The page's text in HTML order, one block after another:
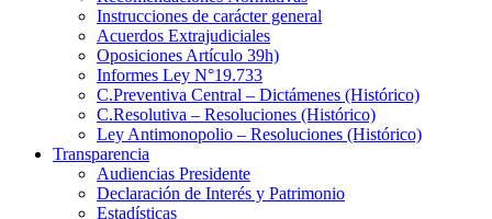
Instrucciones de carácter general
Acuerdos Extrajudiciales
Oposiciones Artículo 39h)
Informes Ley N°19.733
C.Preventiva Central – Dictámenes (Histórico)
C.Resolutiva – Resoluciones (Histórico)
Ley Antimonopolio – Resoluciones (Histórico)
Transparencia
Audiencias Presidente
Declaración de Interés y Patrimonio
Estadísticas